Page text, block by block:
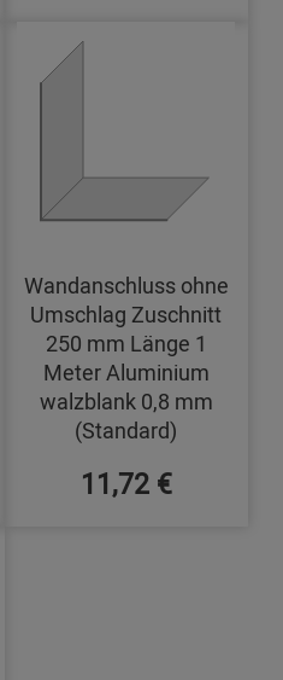
Wandanschluss ohne
Umschlag Zuschnitt
250 mm Länge 1
Meter Aluminium
walzblank 0,8 mm
(Standard)
11,72 €